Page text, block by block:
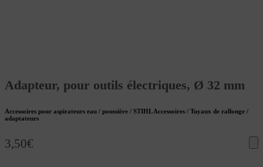
Adapteur, pour outils électriques, Ø 32 mm
Accessoires pour aspirateurs eau / poussière / STIHL Accessoires / Tuyaux de rallonge /
adaptateurs
3,50€